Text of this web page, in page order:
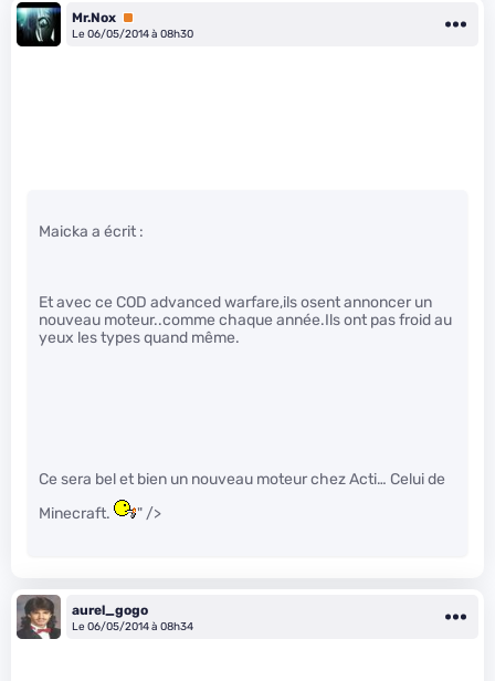
Mr.Nox Premium
Le 06/05/2014 à 08h30
Maicka a écrit :
Et avec ce COD advanced warfare,ils osent annoncer un
nouveau moteur..comme chaque année.Ils ont pas froid au
yeux les types quand même.
Ce sera bel et bien un nouveau moteur chez Acti… Celui de
Minecraft.
" />
aurel_gogo
Le 06/05/2014 à 08h34